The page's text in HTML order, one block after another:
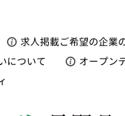
求人掲載ご希望の企業
について
オープン